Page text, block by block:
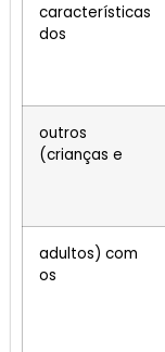
características
dos
outros
(crianças e
adultos) com
os